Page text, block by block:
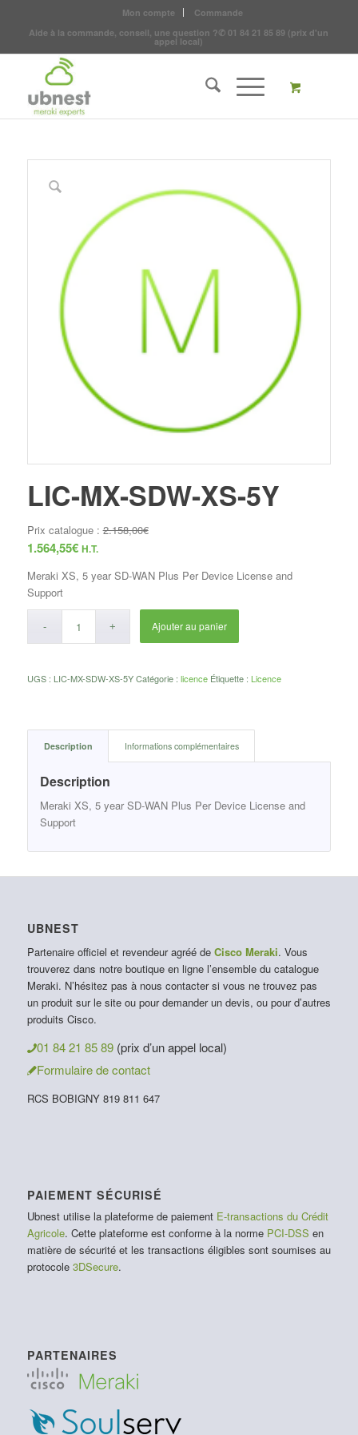
Mon compte
Commande
Aide à la commande, conseil, une question ?✆ 01 84 21 85 89 (prix d'un
appel local)
LIC-MX-SDW-XS-5Y
Prix catalogue :2.158,00€
1.564,55€ H.T.
Meraki XS, 5 year SD-WAN Plus Per Device License and
Support
Ajouter au panier
UGS : LIC-MX-SDW-XS-5Y Catégorie : licence Étiquette : Licence
Description Informations complémentaires
Description
Meraki XS, 5 year SD-WAN Plus Per Device License and
Support
UBNEST
Partenaire officiel et revendeur agréé de Cisco Meraki. Vous
trouverez dans notre boutique en ligne l’ensemble du catalogue
Meraki. N’hésitez pas à nous contacter si vous ne trouvez pas
un produit sur le site ou pour demander un devis, ou pour d’autres
produits Cisco.
01 84 21 85 89 (prix d’un appel local)
Formulaire de contact
RCS BOBIGNY 819 811 647
PAIEMENT SÉCURISÉ
Ubnest utilise la plateforme de paiement E-transactions du Crédit
Agricole. Cette plateforme est conforme à la norme PCI-DSS en
matière de sécurité et les transactions éligibles sont soumises au
protocole 3DSecure.
PARTENAIRES